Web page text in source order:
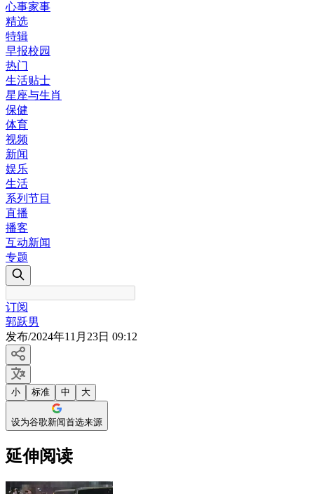
心事家事
精选
特辑
早报校园
热门
生活贴士
星座与生肖
保健
体育
视频
新闻
娱乐
生活
系列节目
直播
播客
互动新闻
专题
订阅
郭跃男
发布/2024年11月23日 09:12
小 标准 中 大
设为谷歌新闻首选来源
延伸阅读